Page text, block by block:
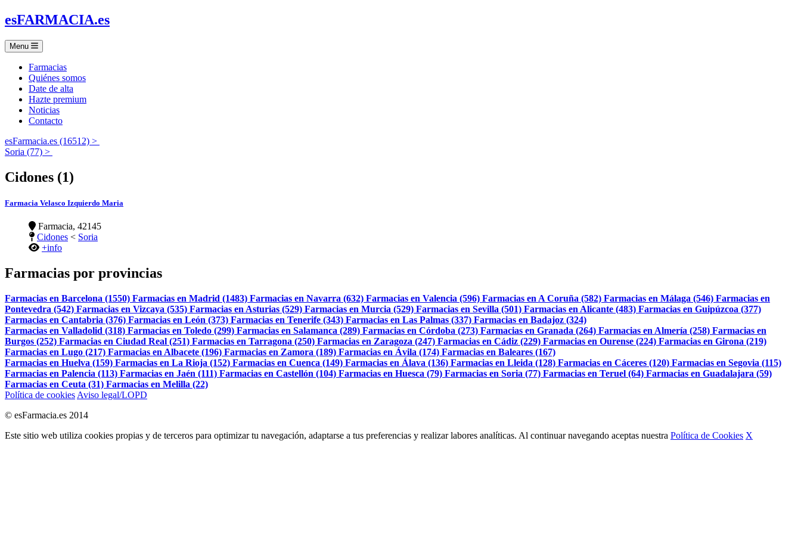
esFARMACIA.es
Menu
Farmacias
Quiénes somos
Date de alta
Hazte premium
Noticias
Contacto
esFarmacia.es (16512) >
Soria (77) >
Cidones (1)
Farmacia Velasco Izquierdo Maria
Farmacia, 42145
Cidones < Soria
+info
Farmacias por provincias
Farmacias en Barcelona (1550) Farmacias en Madrid (1483) Farmacias en Navarra (632) Farmacias en Valencia (596) Farmacias en A Coruña (582) Farmacias en Málaga (546) Farmacias en
Pontevedra (542) Farmacias en Vizcaya (535) Farmacias en Asturias (529) Farmacias en Murcia (529) Farmacias en Sevilla (501) Farmacias en Alicante (483) Farmacias en Guipúzcoa (377)
Farmacias en Cantabria (376) Farmacias en León (373) Farmacias en Tenerife (343) Farmacias en Las Palmas (337) Farmacias en Badajoz (324)
Farmacias en Valladolid (318) Farmacias en Toledo (299) Farmacias en Salamanca (289) Farmacias en Córdoba (273) Farmacias en Granada (264) Farmacias en Almería (258) Farmacias en
Burgos (252) Farmacias en Ciudad Real (251) Farmacias en Tarragona (250) Farmacias en Zaragoza (247) Farmacias en Cádiz (229) Farmacias en Ourense (224) Farmacias en Girona (219)
Farmacias en Lugo (217) Farmacias en Albacete (196) Farmacias en Zamora (189) Farmacias en Ávila (174) Farmacias en Baleares (167)
Farmacias en Huelva (159) Farmacias en La Rioja (152) Farmacias en Cuenca (149) Farmacias en Álava (136) Farmacias en Lleida (128) Farmacias en Cáceres (120) Farmacias en Segovia (115)
Farmacias en Palencia (113) Farmacias en Jaén (111) Farmacias en Castellón (104) Farmacias en Huesca (79) Farmacias en Soria (77) Farmacias en Teruel (64) Farmacias en Guadalajara (59)
Farmacias en Ceuta (31) Farmacias en Melilla (22)
Política de cookies Aviso legal/LOPD
© esFarmacia.es 2014
Este sitio web utiliza cookies propias y de terceros para optimizar tu navegación, adaptarse a tus preferencias y realizar labores analíticas. Al continuar navegando aceptas nuestra Política de Cookies X